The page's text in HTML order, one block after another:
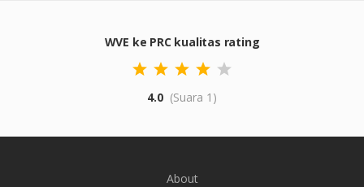
WVE ke PRC kualitas rating
4.0 (Suara 1)
About